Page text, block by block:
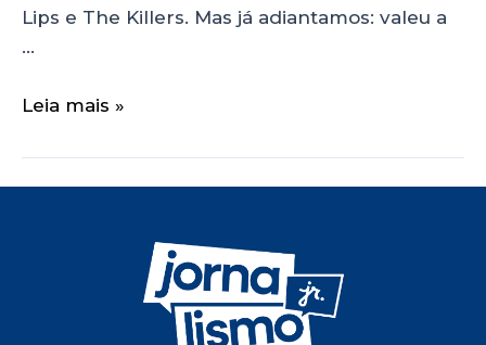
Lips e The Killers. Mas já adiantamos: valeu a
…
Leia mais »